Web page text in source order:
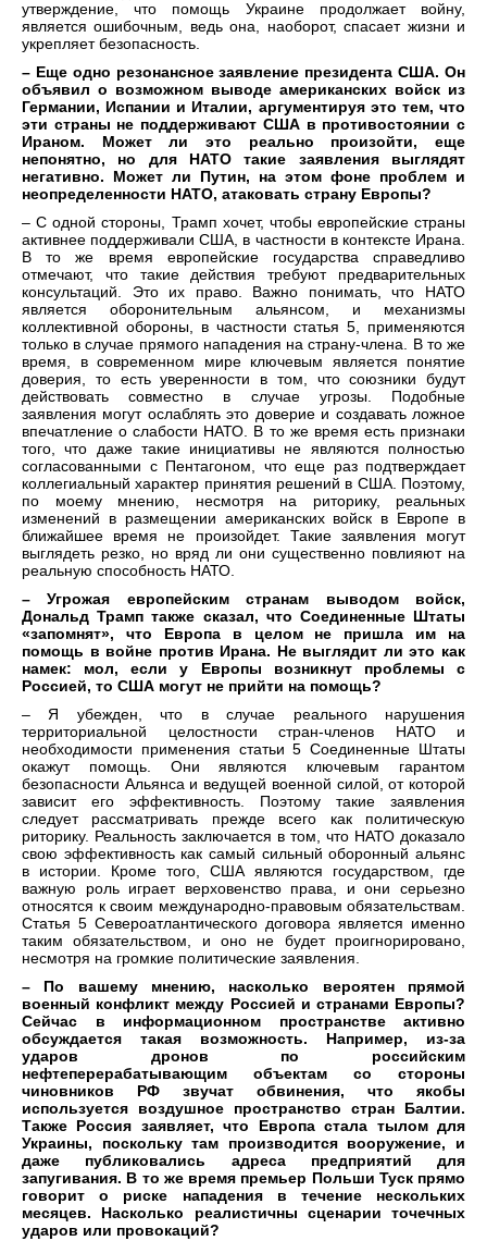
утверждение, что помощь Украине продолжает войну,
является ошибочным, ведь она, наоборот, спасает жизни и
укрепляет безопасность.
– Еще одно резонансное заявление президента США. Он
объявил о возможном выводе американских войск из
Германии, Испании и Италии, аргументируя это тем, что
эти страны не поддерживают США в противостоянии с
Ираном. Может ли это реально произойти, еще
непонятно, но для НАТО такие заявления выглядят
негативно. Может ли Путин, на этом фоне проблем и
неопределенности НАТО, атаковать страну Европы?
– С одной стороны, Трамп хочет, чтобы европейские страны
активнее поддерживали США, в частности в контексте Ирана.
В то же время европейские государства справедливо
отмечают, что такие действия требуют предварительных
консультаций. Это их право. Важно понимать, что НАТО
является оборонительным альянсом, и механизмы
коллективной обороны, в частности статья 5, применяются
только в случае прямого нападения на страну-члена. В то же
время, в современном мире ключевым является понятие
доверия, то есть уверенности в том, что союзники будут
действовать совместно в случае угрозы. Подобные
заявления могут ослаблять это доверие и создавать ложное
впечатление о слабости НАТО. В то же время есть признаки
того, что даже такие инициативы не являются полностью
согласованными с Пентагоном, что еще раз подтверждает
коллегиальный характер принятия решений в США. Поэтому,
по моему мнению, несмотря на риторику, реальных
изменений в размещении американских войск в Европе в
ближайшее время не произойдет. Такие заявления могут
выглядеть резко, но вряд ли они существенно повлияют на
реальную способность НАТО.
– Угрожая европейским странам выводом войск,
Дональд Трамп также сказал, что Соединенные Штаты
«запомнят», что Европа в целом не пришла им на
помощь в войне против Ирана. Не выглядит ли это как
намек: мол, если у Европы возникнут проблемы с
Россией, то США могут не прийти на помощь?
– Я убежден, что в случае реального нарушения
территориальной целостности стран-членов НАТО и
необходимости применения статьи 5 Соединенные Штаты
окажут помощь. Они являются ключевым гарантом
безопасности Альянса и ведущей военной силой, от которой
зависит его эффективность. Поэтому такие заявления
следует рассматривать прежде всего как политическую
риторику. Реальность заключается в том, что НАТО доказало
свою эффективность как самый сильный оборонный альянс
в истории. Кроме того, США являются государством, где
важную роль играет верховенство права, и они серьезно
относятся к своим международно-правовым обязательствам.
Статья 5 Североатлантического договора является именно
таким обязательством, и оно не будет проигнорировано,
несмотря на громкие политические заявления.
– По вашему мнению, насколько вероятен прямой
военный конфликт между Россией и странами Европы?
Сейчас в информационном пространстве активно
обсуждается такая возможность. Например, из-за
ударов дронов по российским
нефтеперерабатывающим объектам со стороны
чиновников РФ звучат обвинения, что якобы
используется воздушное пространство стран Балтии.
Также Россия заявляет, что Европа стала тылом для
Украины, поскольку там производится вооружение, и
даже публиковались адреса предприятий для
запугивания. В то же время премьер Польши Туск прямо
говорит о риске нападения в течение нескольких
месяцев. Насколько реалистичны сценарии точечных
ударов или провокаций?